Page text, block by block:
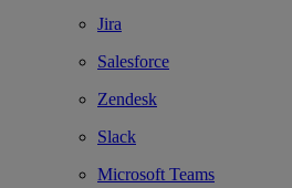
Jira
Salesforce
Zendesk
Slack
Microsoft Teams